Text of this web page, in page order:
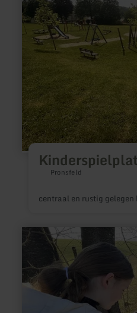
Pronsfeld
centraal en rustig
meer
informatie
Wandelen
Bingo